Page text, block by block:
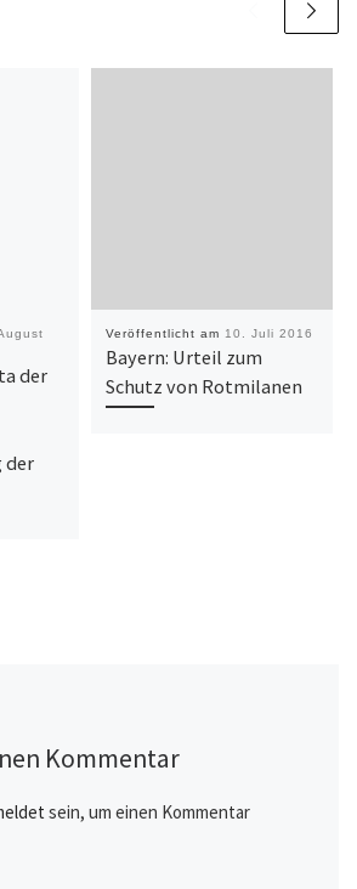
der
der
Veröffentlicht am 10. Juli 2016
Bayern: Urteil zum
Schutz von Rotmilanen
Kommentar
sein, um einen Kommentar